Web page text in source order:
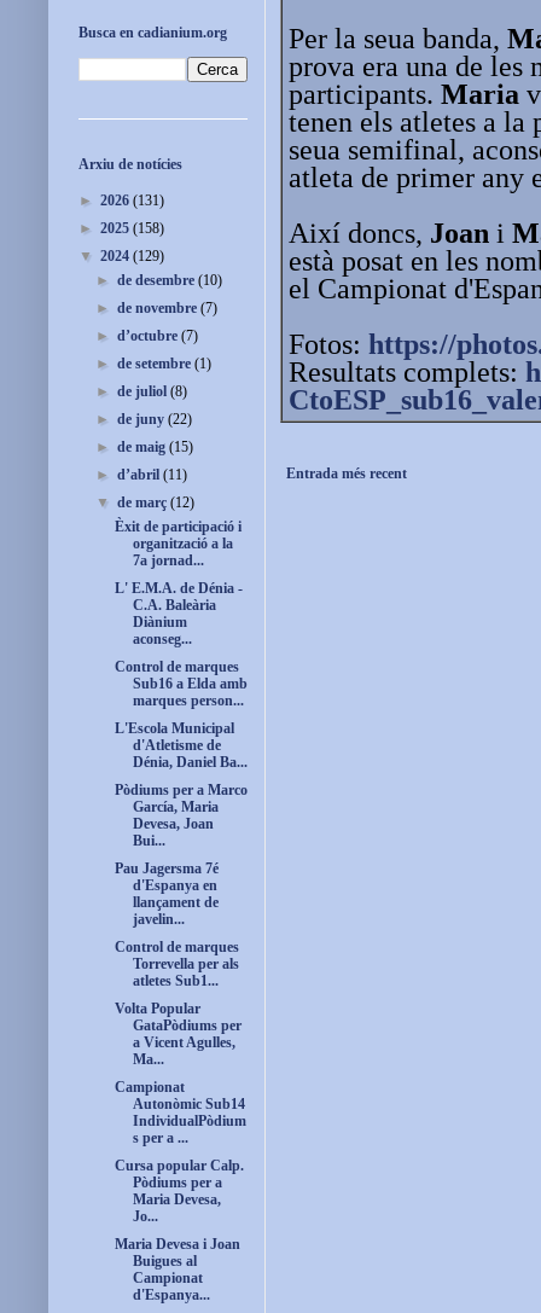
Per la seua banda,
prova era una de les
participants. Maria
tenen els atletes a la
seua semifinal,
atleta de primer any
Així doncs, Joan i
està posat en les
el Campionat
Fotos: https://
Resultats complets:
Entrada més recent
Busca en cadianium.org
Arxiu de notícies
► 2026 (131)
► 2025 (158)
▼ 2024 (129)
►de desembre(10)
►de novembre(7)
►d’octubre(7)
►de setembre(1)
►de juliol(8)
►de juny(22)
►de maig(15)
►d’abril(11)
▼de març(12)
Èxit de participació i
organització a la
7a jornad...
L' E.M.A. de Dénia -
C.A. Baleària
Diànium
aconseg...
Control de marques
Sub16 a Elda amb
marques person...
L'Escola Municipal
d'Atletisme de
Dénia, Daniel Ba...
Pòdiums per a Marco
García, Maria
Devesa, Joan
Bui...
Pau Jagersma 7é
d'Espanya en
llançament de
javelin...
Control de marques
Torrevella per als
atletes Sub1...
Volta Popular
GataPòdiums per
a Vicent Agulles,
Ma...
Campionat
Autonòmic Sub14
IndividualPòdium
s per a ...
Cursa popular Calp.
Pòdiums per a
Maria Devesa,
Jo...
Maria Devesa i Joan
Buigues al
Campionat
d'Espanya...